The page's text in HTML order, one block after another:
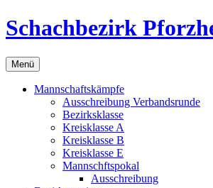
Zum
Inhalt
Schachbezirk
Menü
Mannschaftskämpfe
Ausschreibung Verbandsrunde
Bezirksklasse
Kreisklasse A
Kreisklasse B
Kreisklasse E
Mannschftspokal
Ausschreibung